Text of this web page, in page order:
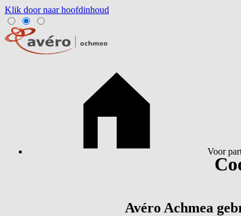
Klik door naar hoofdinhoud
Voor
Avéro Achmea